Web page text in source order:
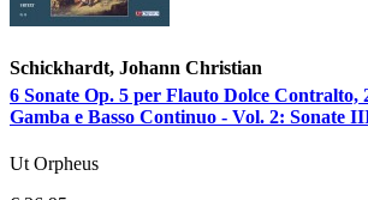
Schickhardt, Johann Christian
6 Sonate Op. 5 per Flauto Dolce Contralto,
Gamba e Basso Continuo - Vol. 2: Sonate
Ut Orpheus